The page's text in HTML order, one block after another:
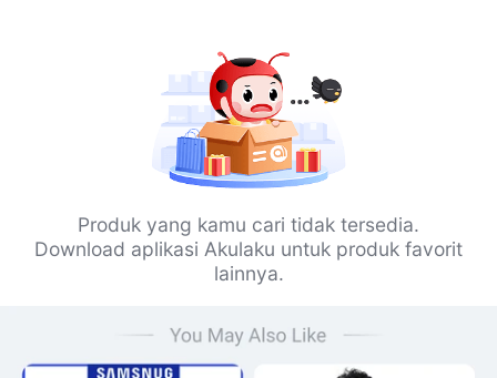
Produk yang kamu cari tidak tersedia.
Download aplikasi Akulaku untuk produk favorit
lainnya.